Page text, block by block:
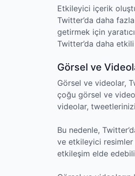
Etkileyici içerik
Twitter’da daha
getirmek için
Twitter’da daha
Görsel ve
Görsel ve videolar,
çoğu görsel ve
videolar,
Bu nedenle,
ve etkileyici resimler
etkileşim elde